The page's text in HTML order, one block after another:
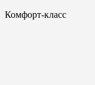
Комфорт-класс